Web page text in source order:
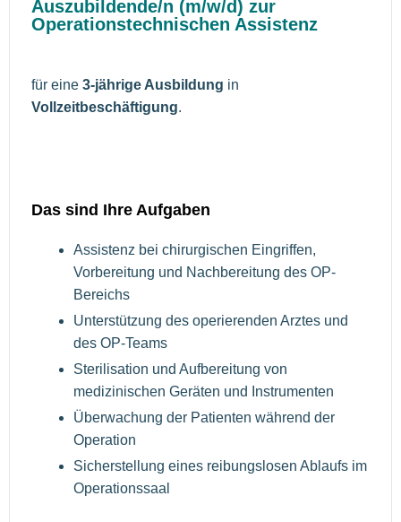
Auszubildende/n (m/w/d) zur
Operationstechnischen Assistenz
für eine 3-jährige Ausbildung in
Vollzeitbeschäftigung.
Das sind Ihre Aufgaben
Assistenz bei chirurgischen Eingriffen,
Vorbereitung und Nachbereitung des OP-
Bereichs
Unterstützung des operierenden Arztes und
des OP-Teams
Sterilisation und Aufbereitung von
medizinischen Geräten und Instrumenten
Überwachung der Patienten während der
Operation
Sicherstellung eines reibungslosen Ablaufs im
Operationssaal